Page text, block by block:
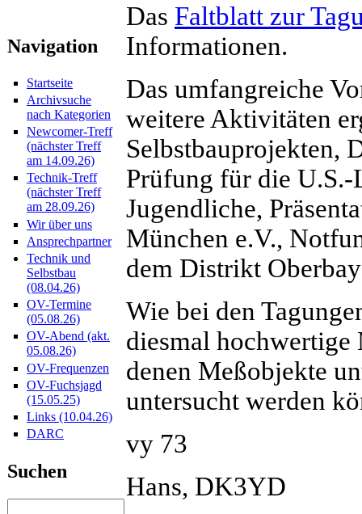
Navigation
Startseite
Archivsuche
nach Kategorien
Newcomer-Treff
(nächster Treff
am 14.09.26)
Technik-Treff
(nächster Treff
am 28.09.26)
Wir über uns
Ansprechpartner
Technik und
Selbstbau
(08.04.26)
OV-Termine
(05.08.26)
OV-Abend (akt.
05.08.26)
OV-Frequenzen
OV-Fuchsjagd
(15.05.25)
Links (10.04.26)
DARC
Suchen
Das Faltblatt zur
Informationen.
Das umfangreiche
weitere Aktivitäten
Selbstbauprojekten,
Prüfung für die
Jugendliche,
München e.V.,
dem Distrikt
Wie bei den
diesmal hochwertige
denen Meßobjekte
untersucht werden
vy 73
Hans, DK3YD